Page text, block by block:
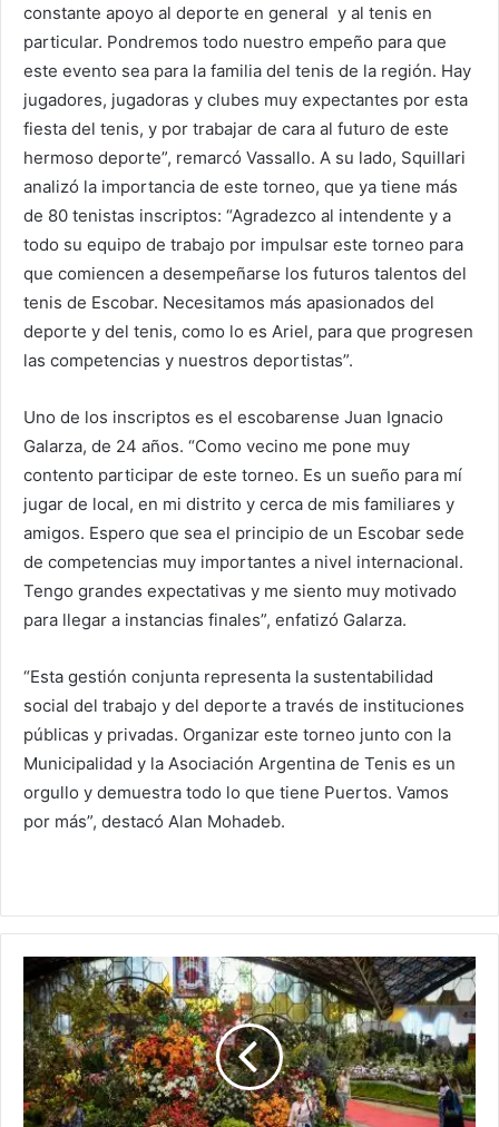
constante apoyo al deporte en general y al tenis en
particular. Pondremos todo nuestro empeño para que
este evento sea para la familia del tenis de la región. Hay
jugadores, jugadoras y clubes muy expectantes por esta
fiesta del tenis, y por trabajar de cara al futuro de este
hermoso deporte”, remarcó Vassallo. A su lado, Squillari
analizó la importancia de este torneo, que ya tiene más
de 80 tenistas inscriptos: “Agradezco al intendente y a
todo su equipo de trabajo por impulsar este torneo para
que comiencen a desempeñarse los futuros talentos del
tenis de Escobar. Necesitamos más apasionados del
deporte y del tenis, como lo es Ariel, para que progresen
las competencias y nuestros deportistas”.
Uno de los inscriptos es el escobarense Juan Ignacio
Galarza, de 24 años. “Como vecino me pone muy
contento participar de este torneo. Es un sueño para mí
jugar de local, en mi distrito y cerca de mis familiares y
amigos. Espero que sea el principio de un Escobar sede
de competencias muy importantes a nivel internacional.
Tengo grandes expectativas y me siento muy motivado
para llegar a instancias finales”, enfatizó Galarza.
“Esta gestión conjunta representa la sustentabilidad
social del trabajo y del deporte a través de instituciones
públicas y privadas. Organizar este torneo junto con la
Municipalidad y la Asociación Argentina de Tenis es un
orgullo y demuestra todo lo que tiene Puertos. Vamos
por más”, destacó Alan Mohadeb.